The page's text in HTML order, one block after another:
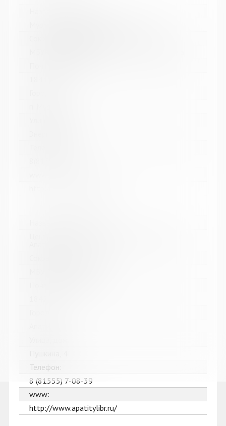
Телефон:
8 (81555) 7-08-39
www:
http://www.apatitylibr.ru/